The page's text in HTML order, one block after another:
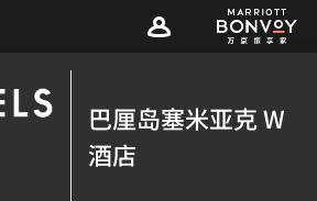
巴厘岛塞米亚克 W
酒店